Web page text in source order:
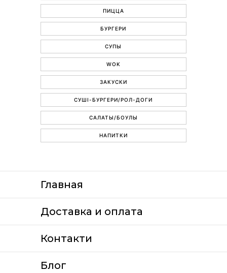
ПИЦЦА
БУРГЕРИ
СУПЫ
WOK
ЗАКУСКИ
СУШІ-БУРГЕРИ/РОЛ-ДОГИ
САЛАТЫ/БОУЛЫ
НАПИТКИ
Главная
Доставка и оплата
Контакти
Блог